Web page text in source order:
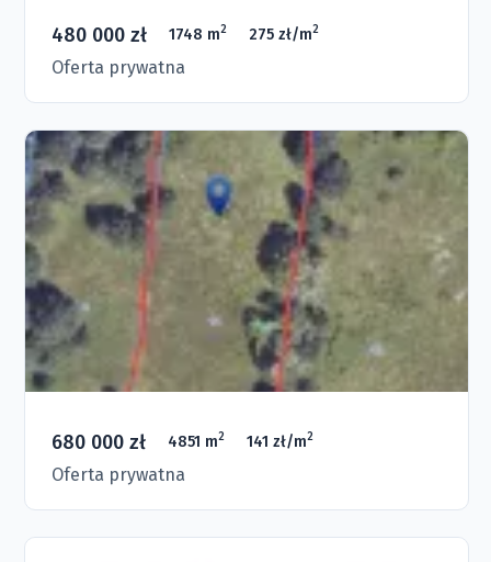
480 000 zł 1748 m2 275 zł/m2
Oferta prywatna
680 000 zł 4851 m2 141 zł/m2
Oferta prywatna